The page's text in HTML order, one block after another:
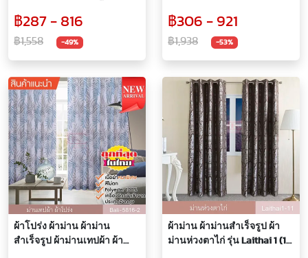
นุ่ม ไม่อมฝุ่น ผ้ากันไรฝุ่น รุ่น
Alaska (1 ผืน)
฿287 - 816
฿1,558 -49%
฿306 - 921
฿1,938 -53%
ผ้าโปร่ง ผ้าม่าน ผ้าม่าน
สำเร็จรูป ผ้าม่านเทปผ้า ผ้า
ผ้าม่าน ผ้าม่านสำเร็จรูป ผ้า
ม่านห่วงตาไก่ รุ่น Laithai 1 (1